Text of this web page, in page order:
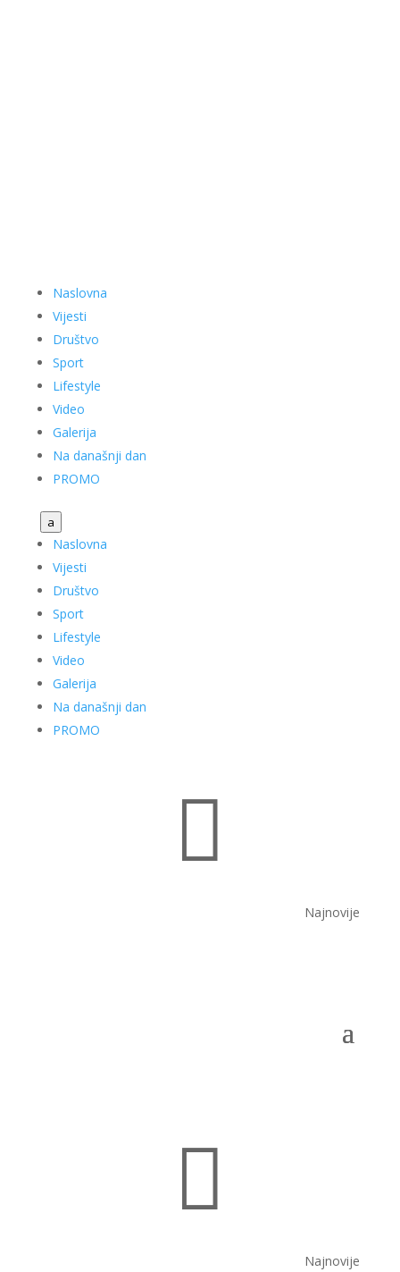
Naslovna
Vijesti
Društvo
Sport
Lifestyle
Video
Galerija
Na današnji dan
PROMO
a
Naslovna
Vijesti
Društvo
Sport
Lifestyle
Video
Galerija
Na današnji dan
PROMO

Najnovije

Najnovije